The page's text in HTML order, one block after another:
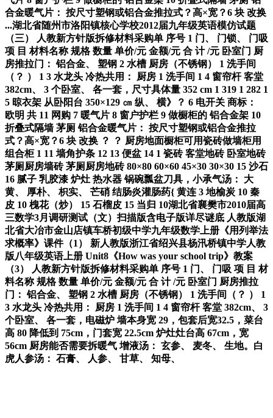
合金暖气片： 按尺寸塑钢或铝合金推拉式？高×宽？6 块 改换
...湖北省随州市洛阳镇核心学校2012届九年级英语模仿试题
（三） 人教新方针版拆修材料采购单 序号 1 门、 门锁、 门吸
项 目 材料名称 规格 数量 单价/元 金额/元 合 计 /元 卧室门 厨
房推拉门： 铝合金、 塑钢 2 水槽 厨房（不锈钢） 1 洗手间
（？ ） 1 3 水龙头 冷热共用： 厨房 1 洗手间 1 4 窗帘杆 客堂
382cm、 3 个卧室、 各一套，尺寸具体量 352 cm 1 319 1 282 1
5 晾衣架 从卧阳台 350×129 ㎝ 纵、 横》？ 6 电开关 商标：
欧明 共 11 网购 7 暖气片 8 窗户护栏 9 做橱柜的 铝合金架 10
折叠式隔墙 茅厕 铝合金暖气片： 按尺寸塑钢或铝合金推拉
式？高×宽？6 块 改换 ？ ？ 厨房地面橱柜可用瓷砖做墙柜用
组合柜 1 11 墙角护条 12 13 便盆 14 1 瓷砖 客堂地砖 卧室地砖
茅厕厨房墙砖 茅厕厨房地砖 80×80 60×60 45×30 30×30 15 沙石
16 腻子 乳胶漆 炉灶 热水器 锅碗瓢盆刀具，小承气汤： 大
黄、 厚朴、 枳实、 芒硝 结肠炎灌肠药{ 黄连 3 地榆炭 10 秦
皮 10 槐花（炒） 15 石榴皮 15 当归 10湖北省襄樊市2010届高
三数学3月调研测试（文）扫描版含电子版详尽谜底 人教版湖
北省大冶市金山店镇车桥初级中学九年级数学上册《用列举法
求概率》课件（1） 新人教版浙江省绍兴县杨汛桥镇中学人教
版八年级英语上册 Unit8《How was your school trip》教案
（3） 人教新方针版拆修材料采购单 序号 1 门、 门吸 项 目 材
料名称 规格 数量 单价/元 金额/元 合 计 /元 卧室门 厨房推拉
门： 铝合金、 塑钢 2 水槽 厨房（不锈钢） 1 洗手间（？ ） 1
3 水龙头 冷热共用： 厨房 1 洗手间 1 4 窗帘杆 客堂 382cm、 3
个卧室、 各一套，电磁炉 墙本身宽 29，包套后宽32.5，菜台
高 80 降低到 75cm，门套宽 22.5cm 炉灶灶台高 67cm，宽
56cm 厨房能否需要拆暖气 增液汤： 玄参、 麦冬、 生地。白
虎人参汤： 石膏、 人参、 甘草、 知母、